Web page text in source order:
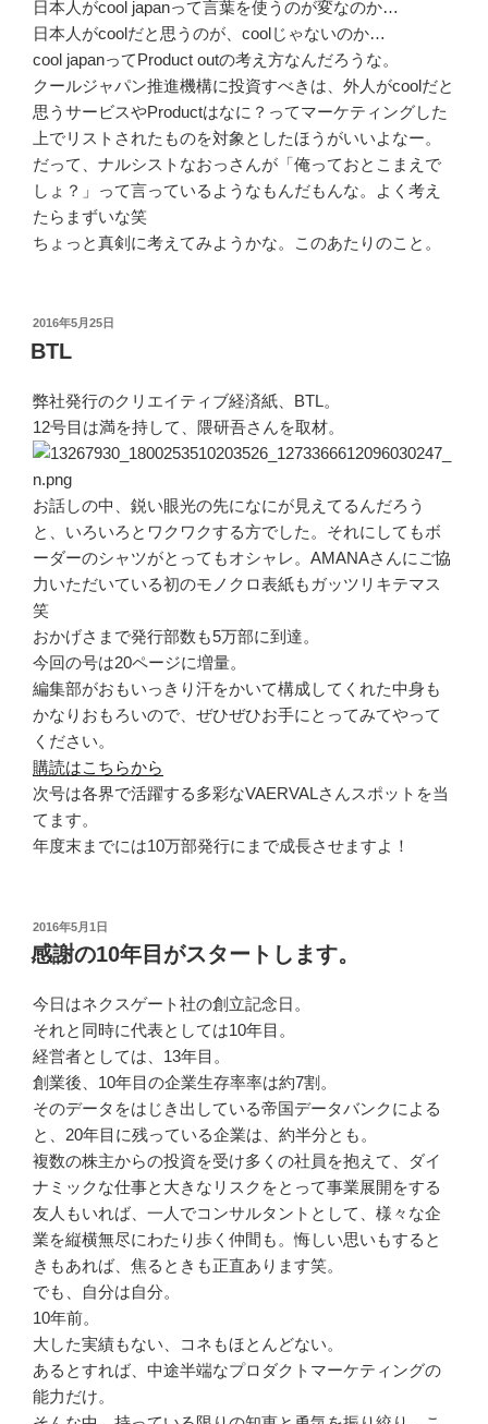
日本人がcool japanって言葉を使うのが変なのか…
日本人がcoolだと思うのが、coolじゃないのか…
cool japanってProduct outの考え方なんだろうな。
クールジャパン推進機構に投資すべきは、外人がcoolだと
思うサービスやProductはなに？ってマーケティングした
上でリストされたものを対象としたほうがいいよなー。
だって、ナルシストなおっさんが「俺っておとこまえで
しょ？」って言っているようなもんだもんな。よく考え
たらまずいな笑
ちょっと真剣に考えてみようかな。このあたりのこと。
投
稿
日:
2016年5月25日
BTL
弊社発行のクリエイティブ経済紙、BTL。
12号目は満を持して、隈研吾さんを取材。
お話しの中、鋭い眼光の先になにが見えてるんだろう
と、いろいろとワクワクする方でした。それにしてもボ
ーダーのシャツがとってもオシャレ。AMANAさんにご協
力いただいている初のモノクロ表紙もガッツリキテマス
笑
おかげさまで発行部数も5万部に到達。
今回の号は20ページに増量。
編集部がおもいっきり汗をかいて構成してくれた中身も
かなりおもろいので、ぜひぜひお手にとってみてやって
ください。
購読はこちらから
次号は各界で活躍する多彩なVAERVALさんスポットを当
てます。
年度末までには10万部発行にまで成長させますよ！
投
稿
日:
2016年5月1日
感謝の10年目がスタートします。
今日はネクスゲート社の創立記念日。
それと同時に代表としては10年目。
経営者としては、13年目。
創業後、10年目の企業生存率率は約7割。
そのデータをはじき出している帝国データバンクによる
と、20年目に残っている企業は、約半分とも。
複数の株主からの投資を受け多くの社員を抱えて、ダイ
ナミックな仕事と大きなリスクをとって事業展開をする
友人もいれば、一人でコンサルタントとして、様々な企
業を縦横無尽にわたり歩く仲間も。悔しい思いもすると
きもあれば、焦るときも正直あります笑。
でも、自分は自分。
10年前。
大した実績もない、コネもほとんどない。
あるとすれば、中途半端なプロダクトマーケティングの
能力だけ。